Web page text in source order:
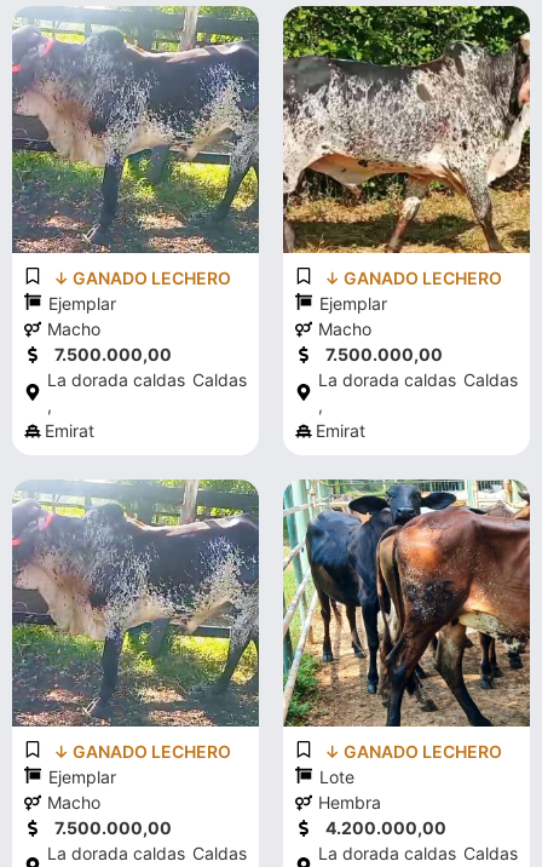
↓ GANADO LECHERO
Ejemplar
Macho
7.500.000,00
La dorada caldas
,
Caldas
Emirat
↓ GANADO LECHERO
Ejemplar
Macho
7.500.000,00
La dorada caldas
,
Caldas
Emirat
↓ GANADO LECHERO
Ejemplar
Macho
7.500.000,00
La dorada caldas Caldas
↓ GANADO LECHERO
Lote
Hembra
4.200.000,00
La dorada caldas Caldas